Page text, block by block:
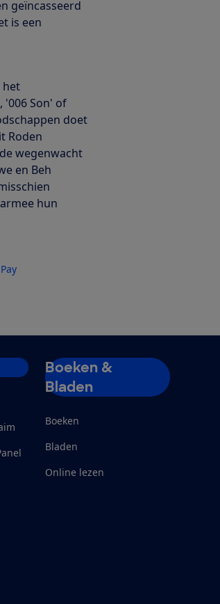
geïncasseerd
is een
het
'006 Son' of
doet
Roden
wegenwacht
en Beh
hun
Boeken &
Bladen
Boeken
Bladen
Online lezen